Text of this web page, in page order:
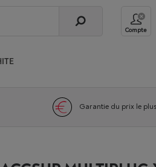
Compte
Garantie du prix le